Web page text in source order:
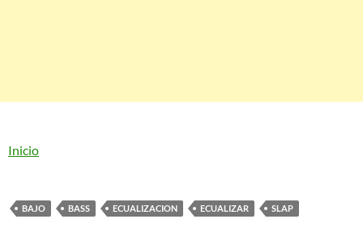
Inicio
BAJO BASS ECUALIZACION ECUALIZAR SLAP